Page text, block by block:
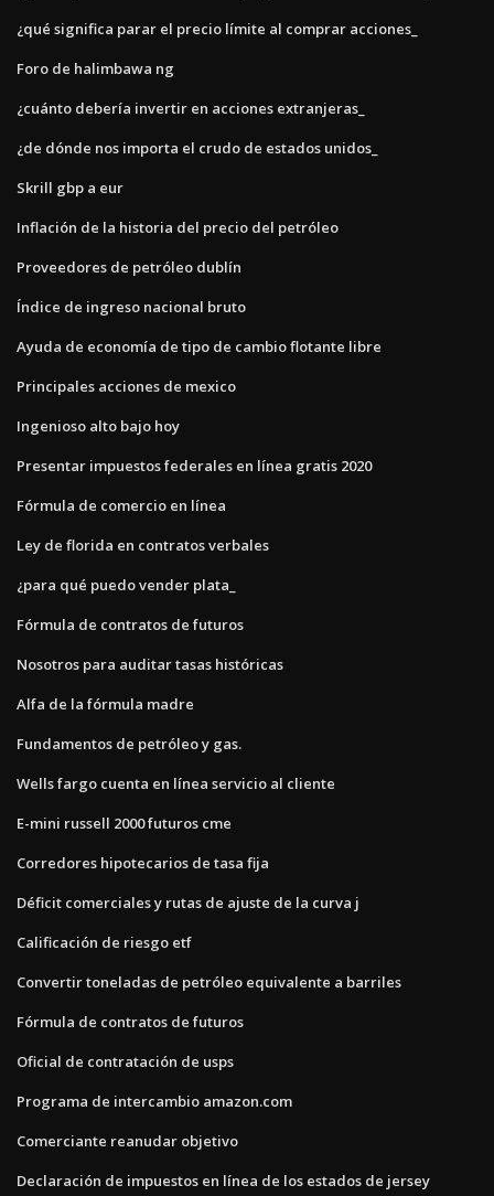
¿qué significa parar el precio límite al comprar acciones_
Foro de halimbawa ng
¿cuánto debería invertir en acciones extranjeras_
¿de dónde nos importa el crudo de estados unidos_
Skrill gbp a eur
Inflación de la historia del precio del petróleo
Proveedores de petróleo dublín
Índice de ingreso nacional bruto
Ayuda de economía de tipo de cambio flotante libre
Principales acciones de mexico
Ingenioso alto bajo hoy
Presentar impuestos federales en línea gratis 2020
Fórmula de comercio en línea
Ley de florida en contratos verbales
¿para qué puedo vender plata_
Fórmula de contratos de futuros
Nosotros para auditar tasas históricas
Alfa de la fórmula madre
Fundamentos de petróleo y gas.
Wells fargo cuenta en línea servicio al cliente
E-mini russell 2000 futuros cme
Corredores hipotecarios de tasa fija
Déficit comerciales y rutas de ajuste de la curva j
Calificación de riesgo etf
Convertir toneladas de petróleo equivalente a barriles
Fórmula de contratos de futuros
Oficial de contratación de usps
Programa de intercambio amazon.com
Comerciante reanudar objetivo
Declaración de impuestos en línea de los estados de jersey